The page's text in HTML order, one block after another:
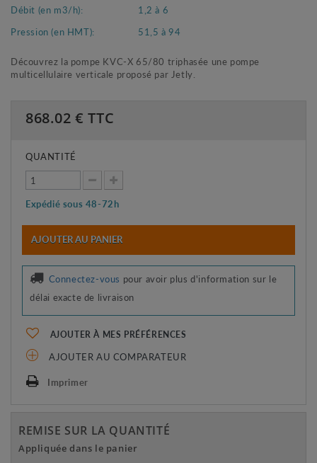
Débit (en m3/h):
1,2 à 6
Pression (en HMT):
51,5 à 94
Découvrez la pompe KVC-X 65/80 triphasée une pompe
multicellulaire verticale proposé par Jetly.
868.02 € TTC
QUANTITÉ
Expédié sous 48-72h
AJOUTER AU PANIER
Connectez-vous pour avoir plus d'information sur le
délai exacte de livraison
AJOUTER À MES PRÉFÉRENCES
AJOUTER AU COMPARATEUR
Imprimer
REMISE SUR LA QUANTITÉ
Appliquée dans le panier